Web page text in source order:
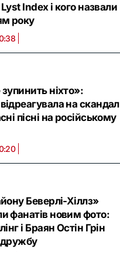
Index і кого назвали
року
ніхто»:
на скандал
пісні на російському
Беверлі-Хіллз»
фанатів новим фото:
і Браян Остін Грін
дружбу